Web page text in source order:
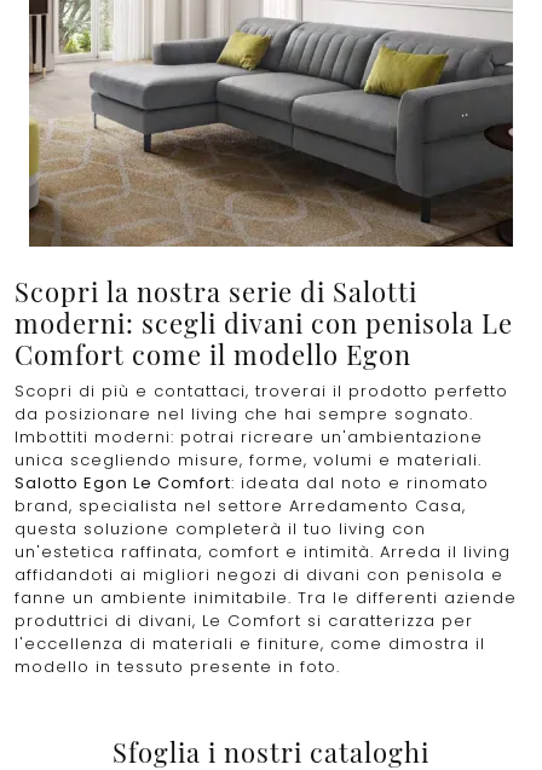
Scopri la nostra serie di Salotti
moderni: scegli divani con penisola Le
Comfort come il modello Egon
Scopri di più e contattaci, troverai il prodotto perfetto
da posizionare nel living che hai sempre sognato.
Imbottiti moderni: potrai ricreare un'ambientazione
unica scegliendo misure, forme, volumi e materiali.
Salotto Egon Le Comfort: ideata dal noto e rinomato
brand, specialista nel settore Arredamento Casa,
questa soluzione completerà il tuo living con
un'estetica raffinata, comfort e intimità. Arreda il living
affidandoti ai migliori negozi di divani con penisola e
fanne un ambiente inimitabile. Tra le differenti aziende
produttrici di divani, Le Comfort si caratterizza per
l'eccellenza di materiali e finiture, come dimostra il
modello in tessuto presente in foto.
Sfoglia i nostri cataloghi